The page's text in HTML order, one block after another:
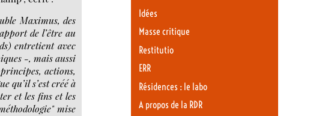
Maximus, des
de l’être au
entretient avec
-, mais aussi
actions,
qu’il s’est créé à
et les fins et les
mise
Idées
Masse critique
Restitutio
ERR
Résidences : le labo
A propos de la RDR